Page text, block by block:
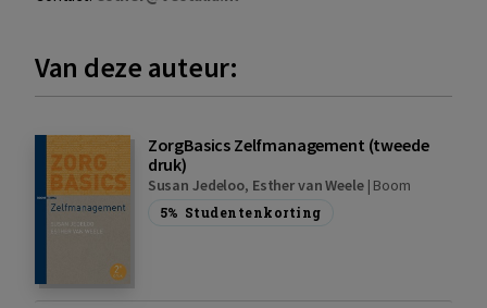
Van deze auteur:
ZorgBasics Zelfmanagement (tweede
druk)
Susan Jedeloo, Esther van Weele| Boom
5% Studentenkorting